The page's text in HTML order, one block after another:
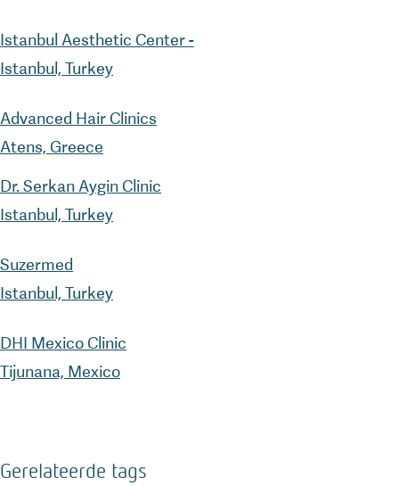
Istanbul Aesthetic Center -
Istanbul, Turkey
Advanced Hair Clinics
Atens, Greece
Dr. Serkan Aygin Clinic
Istanbul, Turkey
Suzermed
Istanbul, Turkey
DHI Mexico Clinic
Tijunana, Mexico
Gerelateerde tags